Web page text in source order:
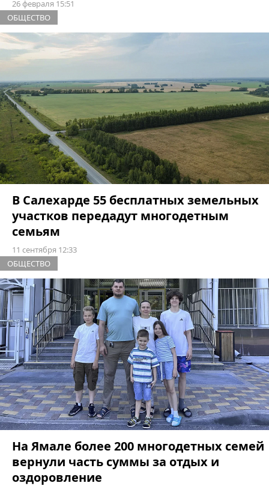
26 февраля 15:51
ОБЩЕСТВО
В Салехарде 55 бесплатных земельных
участков передадут многодетным
семьям
11 сентября 12:33
ОБЩЕСТВО
На Ямале более 200 многодетных семей
вернули часть суммы за отдых и
оздоровление